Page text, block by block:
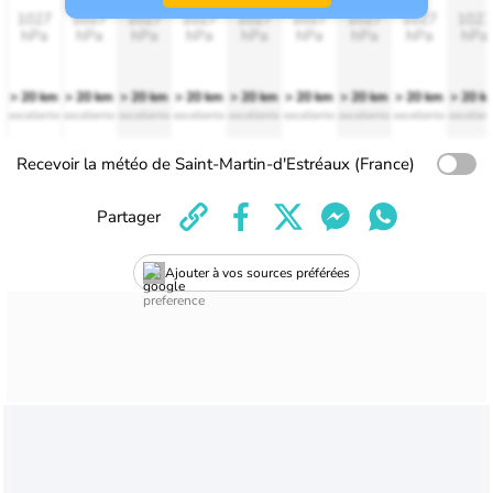
hPa
> 20 km
excellente
1027
hPa
> 20 km
excellente
1027
hPa
> 20 km
excellente
1027
hPa
> 20 km
excellente
1027
hPa
> 20 km
excellente
1027
hPa
> 20 km
excellente
1027
hPa
> 20 km
excellente
1027
hPa
> 20 km
excellente
hPa
> 20
Recevoir la météo de Saint-Martin-d'Estréaux (France)
Ajouter à vos sources préférées
Partager